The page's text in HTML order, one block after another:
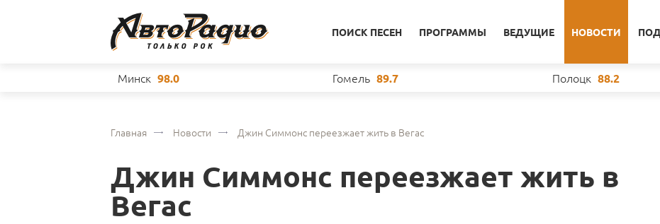
ПОИСК ПЕСЕН ПРОГРАММЫ ВЕДУЩИЕ НОВОСТИ
Минск 98.0 Гомель 89.7 Полоцк 88.2
Главная Новости Джин Симмонс переезжает жить в Вегас
Джин Симмонс переезжает жить в
Вегас